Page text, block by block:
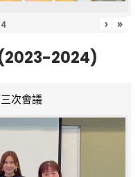
4 › »
(2023-2024)
次會議